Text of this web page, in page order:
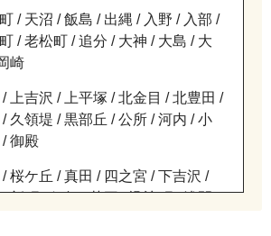
/ 天沼 / 飯島 / 出縄 / 入野 / 入部 /
/ 老松町 / 追分 / 大神 / 大島 / 大
崎
/ 上吉沢 / 上平塚 / 北金目 / 北豊田 /
久領堤 / 黒部丘 / 公所 / 河内 / 小
御殿
桜ケ丘 / 真田 / 四之宮 / 下吉沢 /
新町 / 須賀 / 菫平 / 諏訪町 / 浅間